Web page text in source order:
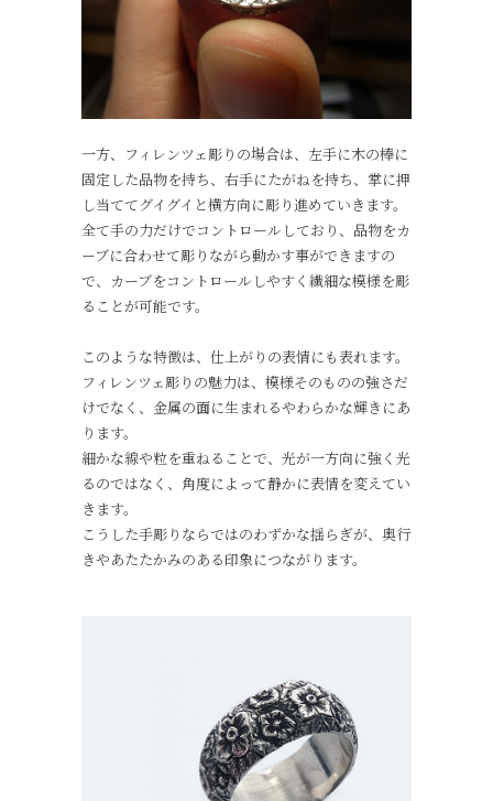
一方、フィレンツェ彫りの場合は、左手に木の棒に
固定した品物を持ち、右手にたがねを持ち、掌に押
し当ててグイグイと横方向に彫り進めていきます。
全て手の力だけでコントロールしており、品物をカ
ーブに合わせて彫りながら動かす事ができますの
で、カーブをコントロールしやすく繊細な模様を彫
ることが可能です。
このような特徴は、仕上がりの表情にも表れます。
フィレンツェ彫りの魅力は、模様そのものの強さだ
けでなく、金属の面に生まれるやわらかな輝きにあ
ります。
細かな線や粒を重ねることで、光が一方向に強く光
るのではなく、角度によって静かに表情を変えてい
きます。
こうした手彫りならではのわずかな揺らぎが、奥行
きやあたたかみのある印象につながります。